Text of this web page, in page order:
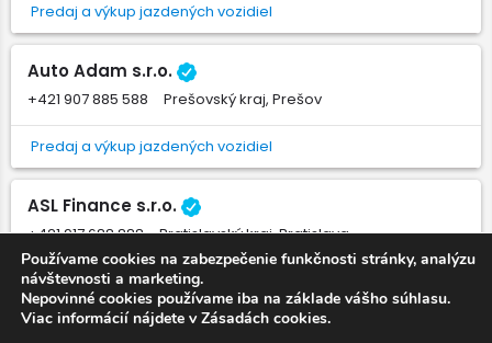
Predaj a výkup jazdených vozidiel
Auto Adam s.r.o.
+421 907 885 588 Prešovský kraj, Prešov
Predaj a výkup jazdených vozidiel
ASL Finance s.r.o.
+421 917 688 888 Bratislavský kraj, Bratislava
Výkup a predaj ojazdených vozidiel, Leasing vozidiel
Používame cookies na zabezpečenie funkčnosti stránky, analýzu
návštevnosti a marketing.
Nepovinné cookies používame iba na základe vášho súhlasu.
Viac informácií nájdete v Zásadách cookies.